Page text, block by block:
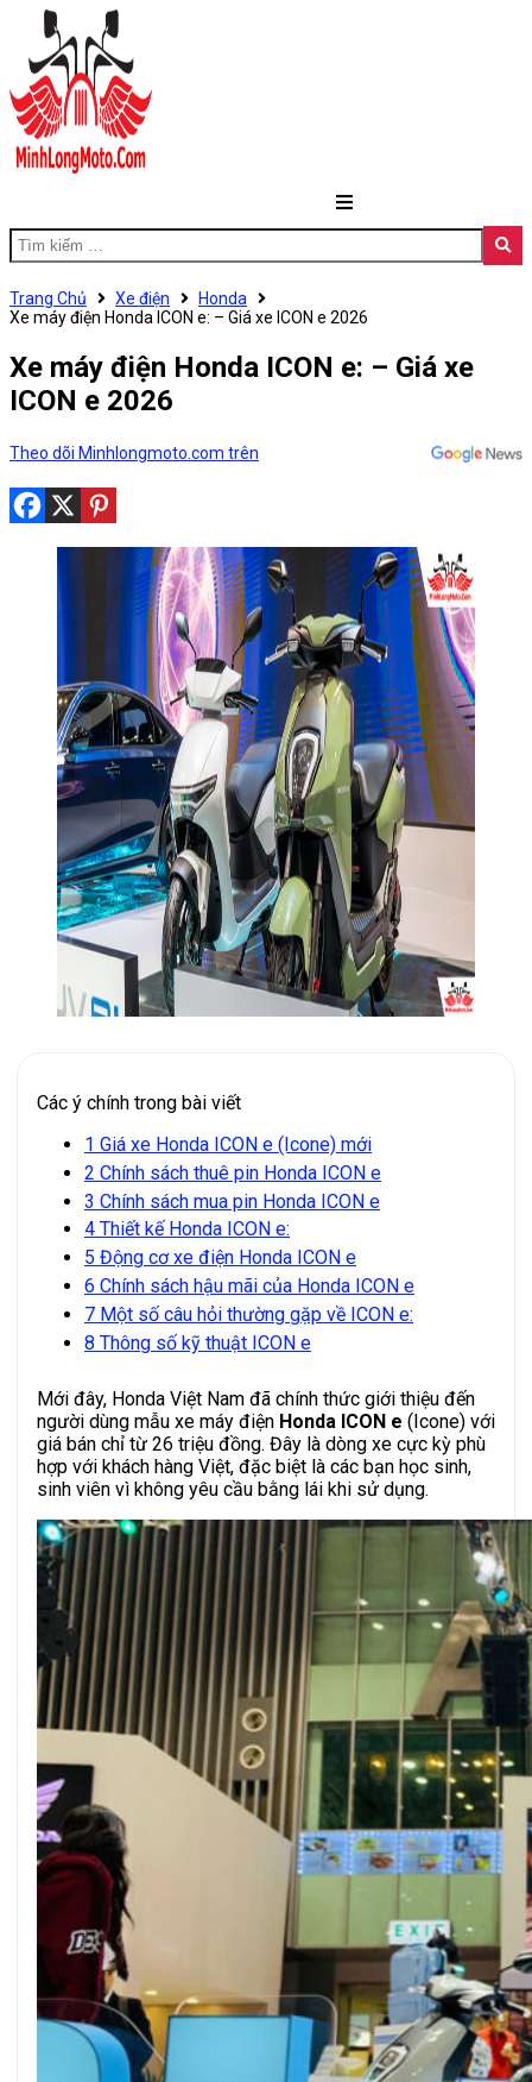
Trang Chủ Xe điện
Honda
Xe máy điện Honda ICON e: – Giá xe ICON e 2026
Xe máy điện Honda ICON e: – Giá xe
ICON e 2026
Theo dõi Minhlongmoto.com trên
Các ý chính trong bài viết
1 Giá xe Honda ICON e (Icone) mới
2 Chính sách thuê pin Honda ICON e
3 Chính sách mua pin Honda ICON e
4 Thiết kế Honda ICON e:
5 Động cơ xe điện Honda ICON e
6 Chính sách hậu mãi của Honda ICON e
7 Một số câu hỏi thường gặp về ICON e:
8 Thông số kỹ thuật ICON e
Mới đây, Honda Việt Nam đã chính thức giới thiệu đến
người dùng mẫu xe máy điện Honda ICON e (Icone) với
giá bán chỉ từ 26 triệu đồng. Đây là dòng xe cực kỳ phù
hợp với khách hàng Việt, đặc biệt là các bạn học sinh,
sinh viên vì không yêu cầu bằng lái khi sử dụng.